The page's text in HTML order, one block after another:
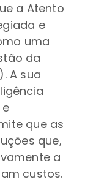
a Atento
e
uma
da
A sua
que as
que,
a
custos.